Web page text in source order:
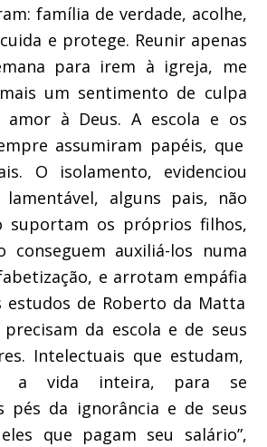
: família de verdade, acolhe,
e protege. Reunir apenas
na para irem à igreja, me
um sentimento de culpa
amor à Deus. A escola e os
assumiram papéis, que
O isolamento, evidenciou
alguns pais, não
suportam os próprios filhos,
conseguem auxiliá-los numa
e arrotam empáfia
estudos de Roberto da Matta
da escola e de seus
Intelectuais que estudam,
a vida inteira, para se
pés da ignorância e de seus
les que pagam seu salário”,